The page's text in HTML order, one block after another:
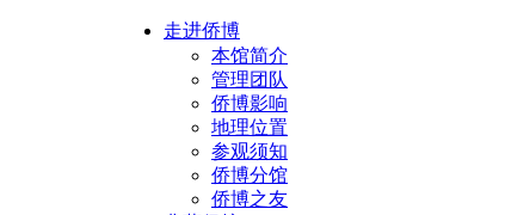
走进侨博
本馆简介
管理团队
侨博影响
地理位置
参观须知
侨博分馆
侨博之友